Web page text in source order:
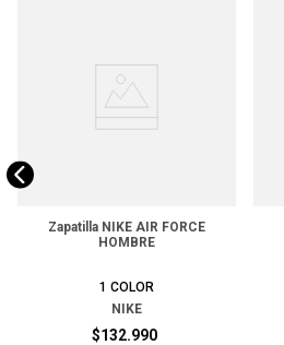
Zapatilla NIKE AIR FORCE
HOMBRE
1 COLOR
NIKE
$132.990